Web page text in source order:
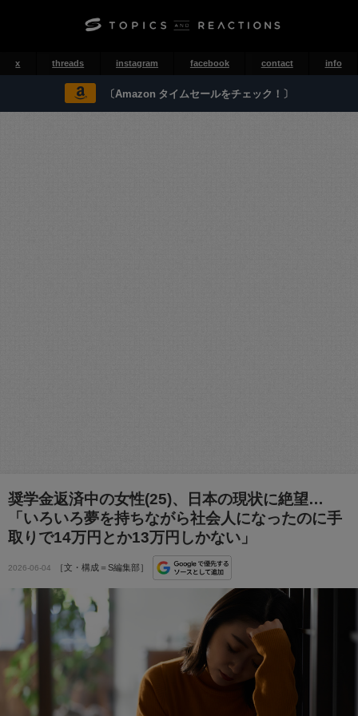
x threads instagram facebook contact info
〔Amazon タイムセールをチェック！〕
奨学金返済中の女性(25)、日本の現状に絶望…
「いろいろ夢を持ちながら社会人になったのに手
取りで14万円とか13万円しかない」
2026-06-04 ［文・構成＝S編集部］